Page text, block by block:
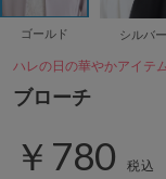
ゴールド シルバー
ハレの日の華やかアイテ
ブローチ
￥780 税込